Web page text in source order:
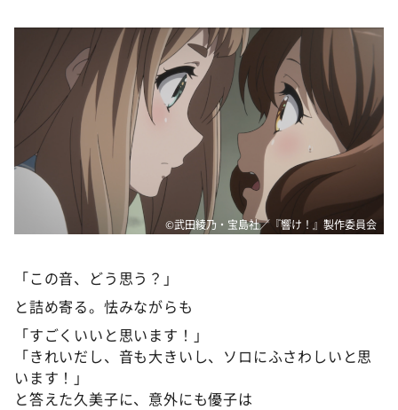
©武田綾乃・宝島社／『響け！』製作委員会
「この音、どう思う？」
と詰め寄る。怯みながらも
「すごくいいと思います！」
「きれいだし、音も大きいし、ソロにふさわしいと思
います！」
と答えた久美子に、意外にも優子は